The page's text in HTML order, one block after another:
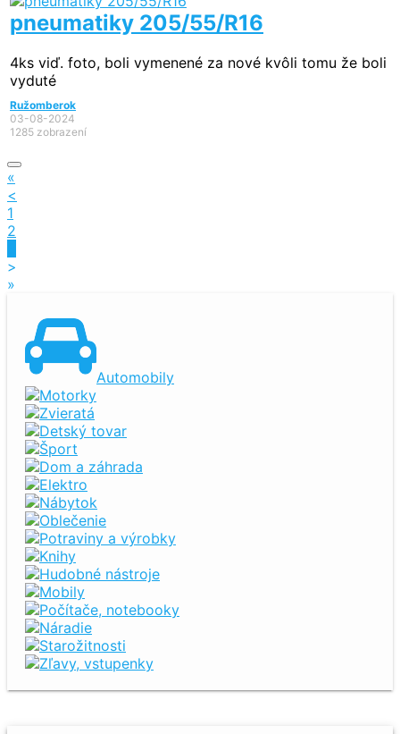
pneumatiky 205/55/R16
4ks viď. foto, boli vymenené za nové kvôli tomu že boli
vyduté
Ružomberok
03-08-2024
1285 zobrazení
«
<
1
2
>
»
Automobily
Motorky
Zvieratá
Detský tovar
Šport
Dom a záhrada
Elektro
Nábytok
Oblečenie
Potraviny a výrobky
Knihy
Hudobné nástroje
Mobily
Počítače, notebooky
Náradie
Starožitnosti
Zľavy, vstupenky